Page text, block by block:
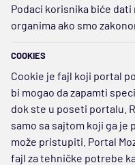
Podaci korisnika biće
organima ako smo
COOKIES
Cookie je fajl koji portal
bi mogao da zapamti
dok ste u poseti portalu.
samo sa sajtom koji ga je
može pristupiti. Portal
fajl za tehničke potrebe